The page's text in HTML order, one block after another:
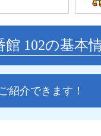
102の基本
紹介できます！